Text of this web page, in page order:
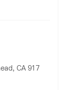
CA 917